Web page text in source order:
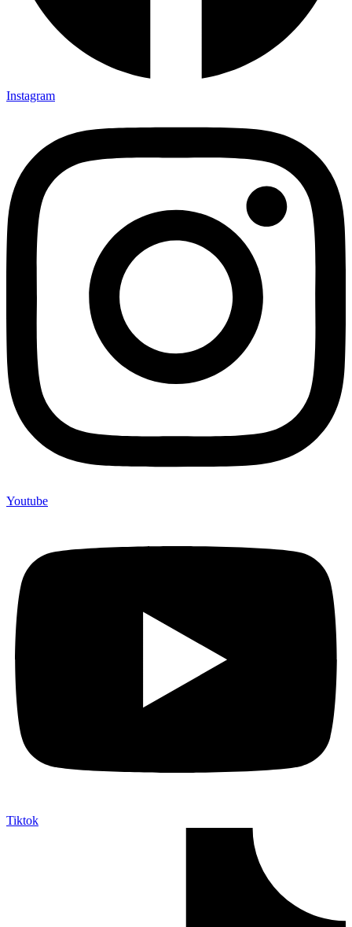
Instagram
Youtube
Tiktok